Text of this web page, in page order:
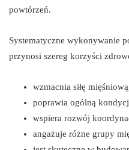
powtórzeń.
Systematyczne wykonywanie
przynosi szereg korzyści
wzmacnia siłę
poprawia ogólną
wspiera rozwój
angażuje różne grupy